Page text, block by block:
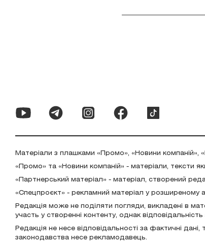
Матеріали з плашками «Промо», «Новини компаній»,
«Промо» та «Новини компаній» - матеріали, тексти
«Партнерський матеріал» - матеріал, створений
«Спецпроєкт» - рекламний матеріал у розширеному
Редакція може не поділяти погляди, викладені в
участь у створенні контенту, однак
Редакція не несе відповідальності за фактичні
законодавства несе рекламодавець.